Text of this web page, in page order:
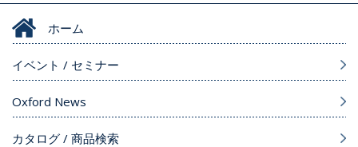
ホーム
イベント / セミナー
Oxford News
カタログ / 商品検索